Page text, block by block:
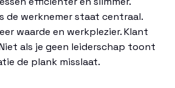
de werknemer staat centraal.
waarde en werkplezier. Klant
als je geen leiderschap toont
de plank misslaat.